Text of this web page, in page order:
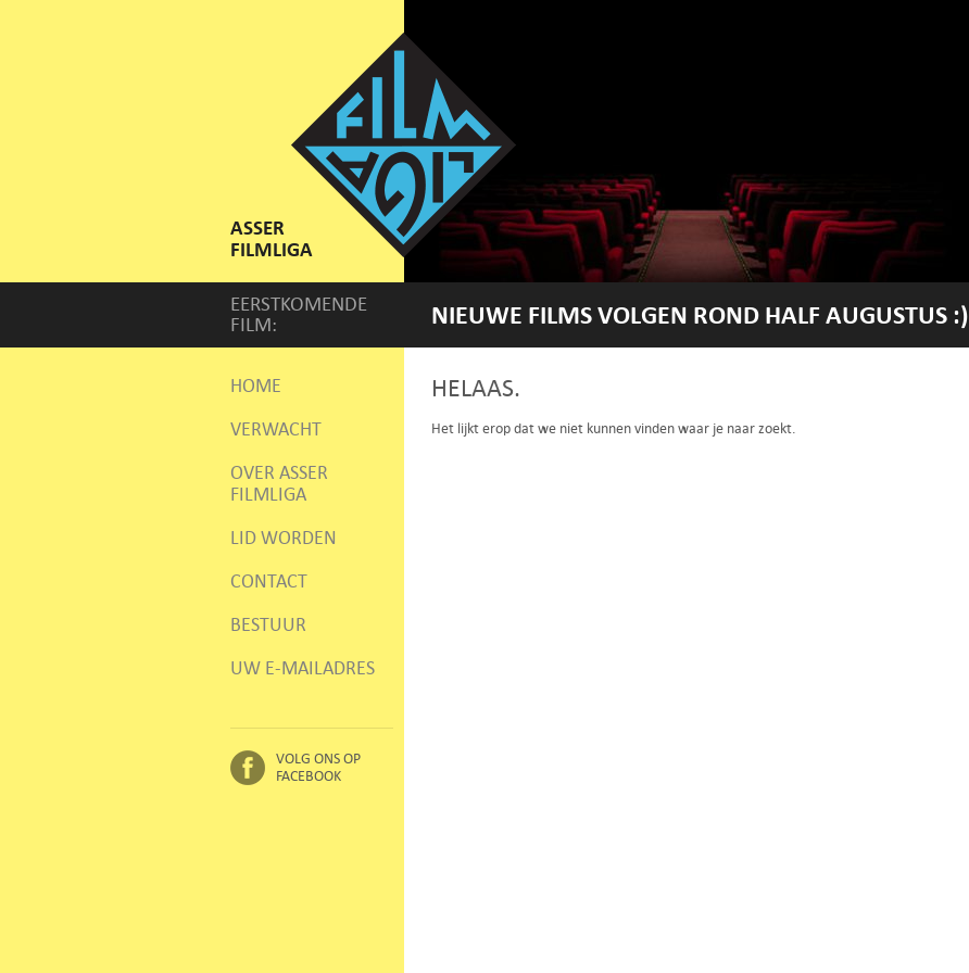
ASSER
FILMLIGA
EERSTKOMENDE
FILM:
NIEUWE FILMS VOLGEN ROND HALF AUGUSTUS :)
HOME
VERWACHT
OVER ASSER
FILMLIGA
LID WORDEN
CONTACT
BESTUUR
UW E-MAILADRES
VOLG ONS OP
FACEBOOK
HELAAS.
Het lijkt erop dat we niet kunnen vinden waar je naar zoekt.